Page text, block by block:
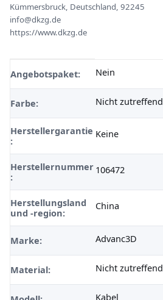
Kümmersbruck, Deutschland, 92245
info@dkzg.de
https://www.dkzg.de
Produkteigenschaft
Wert
Angebotspaket: Nein
Farbe: Nicht zutreffend
Herstellergarantie
:
Keine
Herstellernummer
:
106472
Herstellungsland
und -region:
China
Marke: Advanc3D
Material: Nicht zutreffend
Kabel